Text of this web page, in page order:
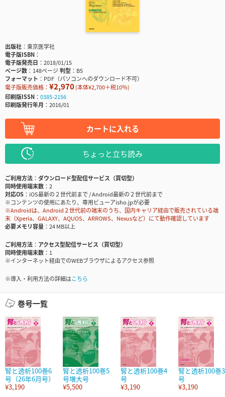
出版社
東京医学社
電子版ISBN
電子版発売日
2018/01/15
ページ数
148ページ判型
B5
フォーマット
PDF（パソコンへのダウンロード不可）
電子版販売価格： ¥2,970(本体¥2,700＋税10％)
印刷版ISSN
0385-2156
印刷版発行年月
2016/01
カートに入れる
ちょっと立ち読み
ご利用方法
ダウンロード型配信サービス（買切型）
同時使用端末数
2
対応OS
iOS最新の２世代前まで / Android最新の２世代前まで
※コンテンツの使用にあたり、専用ビューアisho.jpが必要
※Androidは、Android２世代前の端末のうち、国内キャリア経由で販売されている端
末（Xperia、GALAXY、AQUOS、ARROWS、Nexusなど）にて動作確認しています
必要メモリ容量
24 MB以上
ご利用方法
アクセス型配信サービス（買切型）
同時使用端末数
1
※インターネット経由でのWEBブラウザによるアクセス参照
※導入・利用方法の詳細はこちら
巻号一覧
腎と透析100巻6
号（26年6月号）
¥3,190
腎と透析100巻5
号増大号
¥5,500
腎と透析100巻4
号
¥3,190
腎と透析100巻3
号
¥3,190